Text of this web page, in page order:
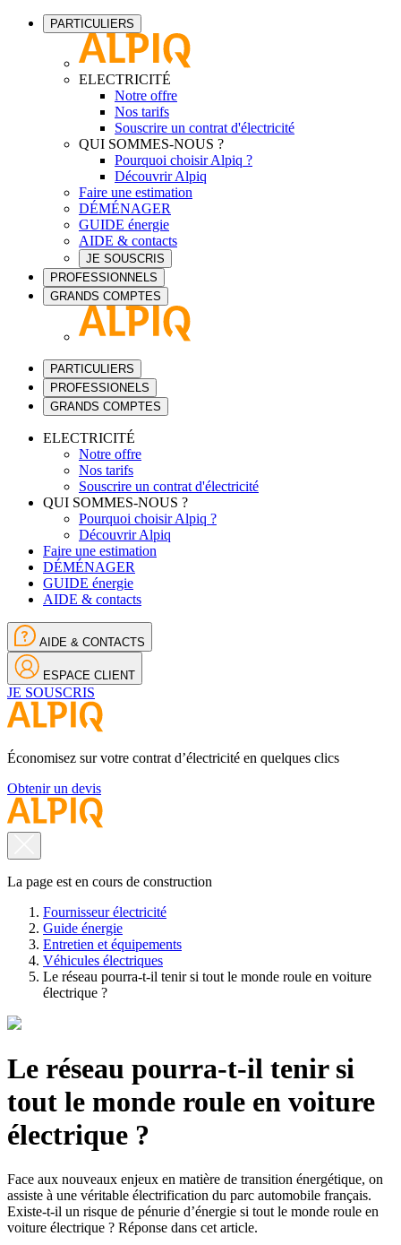
PARTICULIERS
ELECTRICITÉ
Notre offre
Nos tarifs
Souscrire un contrat d'électricité
QUI SOMMES-NOUS ?
Pourquoi choisir Alpiq ?
Découvrir Alpiq
Faire une estimation
DÉMÉNAGER
GUIDE énergie
AIDE & contacts
JE SOUSCRIS
PROFESSIONNELS
GRANDS COMPTES
PARTICULIERS
PROFESSIONELS
GRANDS COMPTES
ELECTRICITÉ
Notre offre
Nos tarifs
Souscrire un contrat d'électricité
QUI SOMMES-NOUS ?
Pourquoi choisir Alpiq ?
Découvrir Alpiq
Faire une estimation
DÉMÉNAGER
GUIDE énergie
AIDE & contacts
AIDE & CONTACTS
ESPACE CLIENT
JE SOUSCRIS
Économisez sur votre contrat d’électricité en quelques clics
Obtenir un devis
La page est en cours de construction
Fournisseur électricité
Guide énergie
Entretien et équipements
Véhicules électriques
Le réseau pourra-t-il tenir si tout le monde roule en voiture
électrique ?
Le réseau pourra-t-il tenir si
tout le monde roule en voiture
électrique ?
Face aux nouveaux enjeux en matière de transition énergétique, on
assiste à une véritable électrification du parc automobile français.
Existe-t-il un risque de pénurie d’énergie si tout le monde roule en
voiture électrique ? Réponse dans cet article.